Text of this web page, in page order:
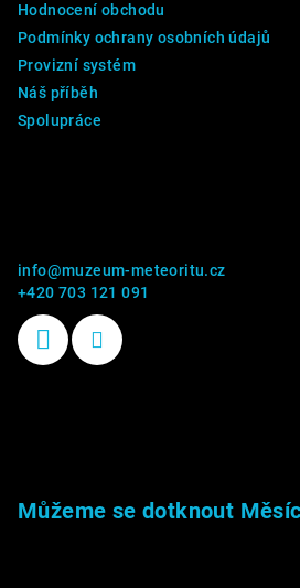
Hodnocení obchodu
Podmínky ochrany osobních údajů
Provizní systém
Náš příběh
Spolupráce
info@muzeum-meteoritu.cz
+420 703 121 091
Můžeme se dotknout